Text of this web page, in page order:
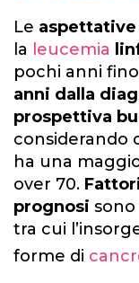
Le
la leucemia
pochi anni
anni dalla
prospettiva
considerando
ha una
over 70.
prognosi
tra cui
forme di